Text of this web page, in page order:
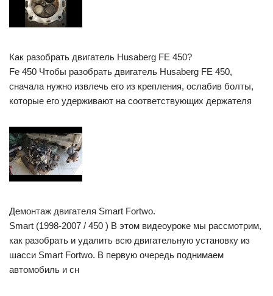
Как разобрать двигатель Husaberg FE 450?
Fe 450 Чтобы разобрать двигатель Husaberg FE 450,
сначала нужно извлечь его из крепления, ослабив болты,
которые его удерживают на соответствующих держателя
Демонтаж двигателя Smart Fortwo.
Smart (1998-2007 / 450 ) В этом видеоуроке мы рассмотрим,
как разобрать и удалить всю двигательную установку из
шасси Smart Fortwo. В первую очередь поднимаем
автомобиль и сн